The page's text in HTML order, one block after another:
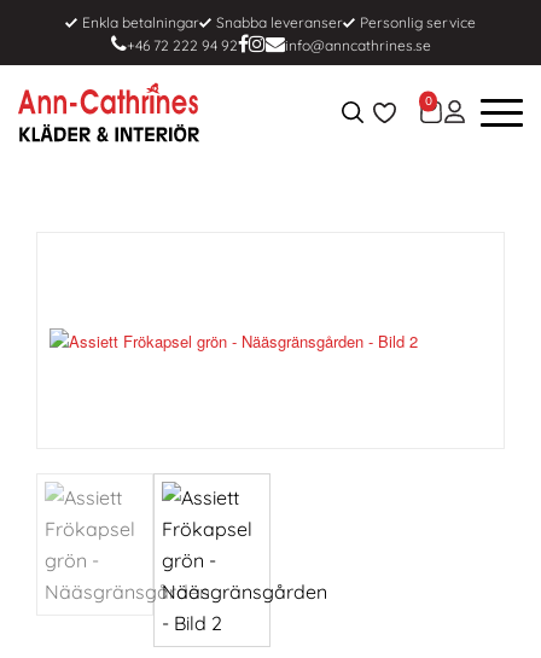
+46 72 222 94 92
Enkla betalningar Snabba leveranser
Personlig service
info@anncathrines.se
0